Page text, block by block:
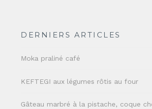
DERNIERS ARTICLES
Moka praliné café
KEFTEGI aux légumes rôtis au four
Gâteau marbré à la pistache, coque